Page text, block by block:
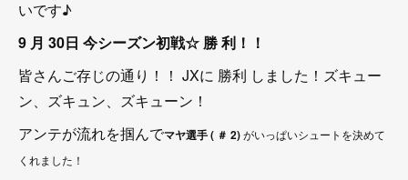
いです♪
9 月 30日 今シーズン初戦☆ 勝利！！
皆さんご存じの通り！！ JXに 勝利 しました！ズキュー
ン、ズキュン、ズキューン！
アンテが流れを掴んでマヤ選手( ＃ 2)がいっぱいシュートを決めて
くれました！